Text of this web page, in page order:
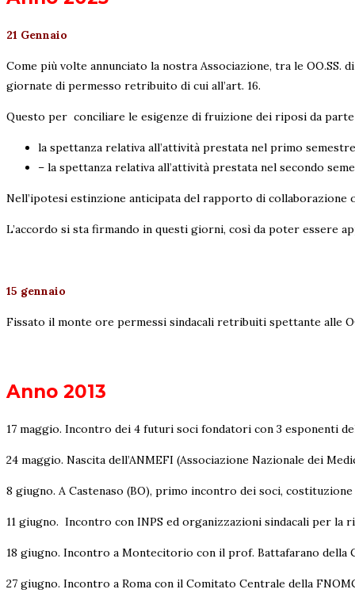
21 Gennaio
Come più volte annunciato la nostra Associazione, tra le
giornate di permesso retribuito di cui all’art. 16.
Questo per conciliare le esigenze di fruizione dei riposi da
la spettanza relativa all’attività prestata nel primo semestre
– la spettanza relativa all’attività prestata nel secondo
Nell’ipotesi estinzione anticipata del rapporto di
L’accordo si sta firmando in questi giorni, così da poter essere
15 gennaio
Fissato il monte ore permessi sindacali retribuiti spettante alle
Anno 2013
17 maggio. Incontro dei 4 futuri soci fondatori con 3 esponenti
24 maggio. Nascita dell’ANMEFI (Associazione Nazionale dei
8 giugno. A Castenaso (BO), primo incontro dei soci,
11 giugno. Incontro con INPS ed organizzazioni sindacali per
18 giugno. Incontro a Montecitorio con il prof. Battafarano della
27 giugno. Incontro a Roma con il Comitato Centrale della